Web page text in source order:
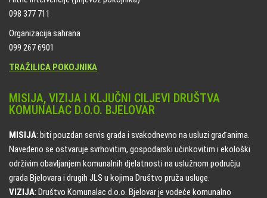
098 377 711
Organizacija sahrana
099 267 6901
TRAŽILICA POKOJNIKA
MISIJA, VIZIJA I KLJUČNI CILJEVI DRUŠTVA
KOMUNALAC D.O.O. BJELOVAR
MISIJA: biti pouzdan servis grada i svakodnevno na usluzi građanima.
Navedeno se ostvaruje svrhovitim, gospodarski učinkovitim i ekološki
održivim obavljanjem komunalnih djelatnosti na uslužnom području
grada Bjelovara i drugih JLS u kojima Društvo pruža usluge.
VIZIJA: Društvo Komunalac d.o.o. Bjelovar je vodeće komunalno